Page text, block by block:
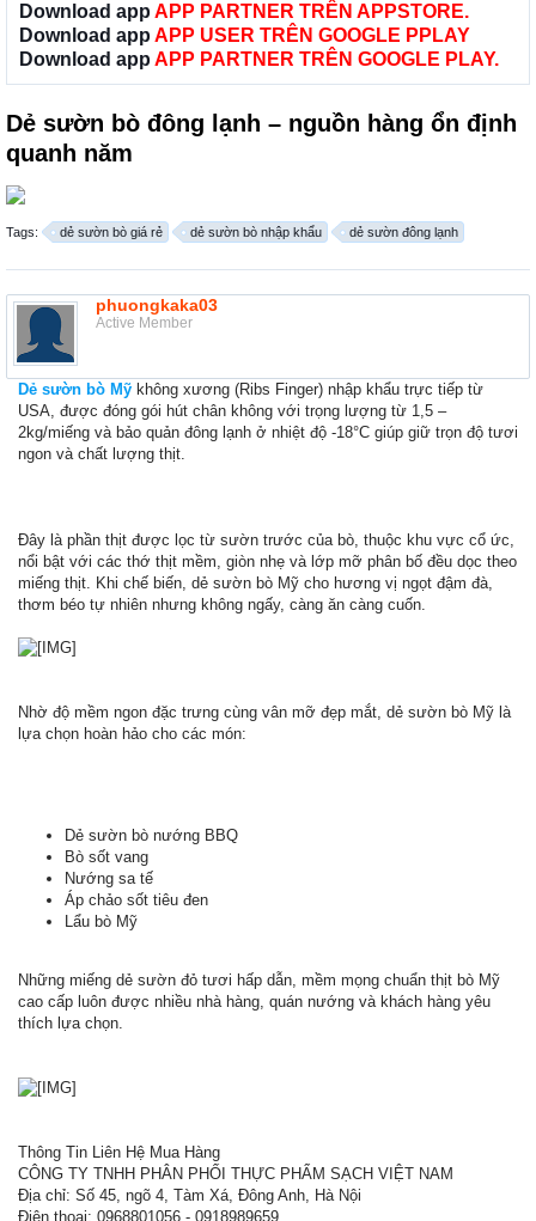
Download app APP PARTNER TRÊN APPSTORE.
Download app APP USER TRÊN GOOGLE PPLAY
Download app APP PARTNER TRÊN GOOGLE PLAY.
Dẻ sườn bò đông lạnh – nguồn hàng ổn định
quanh năm
Tags: dẻ sườn bò giá rẻ dẻ sườn bò nhập khẩu dẻ sườn đông lạnh
phuongkaka03
Active Member
Dẻ sườn bò Mỹ không xương (Ribs Finger) nhập khẩu trực tiếp từ
USA, được đóng gói hút chân không với trọng lượng từ 1,5 –
2kg/miếng và bảo quản đông lạnh ở nhiệt độ -18°C giúp giữ trọn độ tươi
ngon và chất lượng thịt.
Đây là phần thịt được lọc từ sườn trước của bò, thuộc khu vực cổ ức,
nổi bật với các thớ thịt mềm, giòn nhẹ và lớp mỡ phân bố đều dọc theo
miếng thịt. Khi chế biến, dẻ sườn bò Mỹ cho hương vị ngọt đậm đà,
thơm béo tự nhiên nhưng không ngấy, càng ăn càng cuốn.
Nhờ độ mềm ngon đặc trưng cùng vân mỡ đẹp mắt, dẻ sườn bò Mỹ là
lựa chọn hoàn hảo cho các món:
Dẻ sườn bò nướng BBQ
Bò sốt vang
Nướng sa tế
Áp chảo sốt tiêu đen
Lẩu bò Mỹ
Những miếng dẻ sườn đỏ tươi hấp dẫn, mềm mọng chuẩn thịt bò Mỹ
cao cấp luôn được nhiều nhà hàng, quán nướng và khách hàng yêu
thích lựa chọn.
Thông Tin Liên Hệ Mua Hàng
CÔNG TY TNHH PHÂN PHỐI THỰC PHẨM SẠCH VIỆT NAM
Địa chỉ: Số 45, ngõ 4, Tàm Xá, Đông Anh, Hà Nội
Điện thoại: 0968801056 - 0918989659